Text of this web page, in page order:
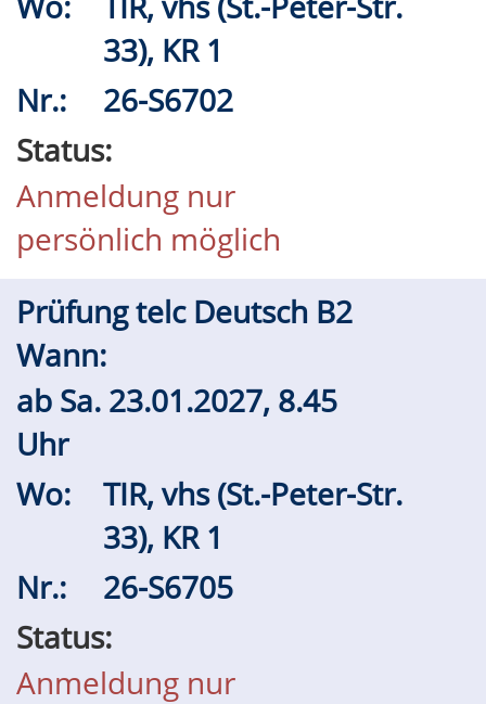
33), KR 1
Nr.:
26-S6702
Status:
Anmeldung nur
persönlich möglich
Prüfung telc Deutsch B2
Wann:
ab Sa. 23.01.2027, 8.45
Uhr
Wo:
TIR, vhs (St.-Peter-Str.
33), KR 1
Nr.:
26-S6705
Status:
Anmeldung nur